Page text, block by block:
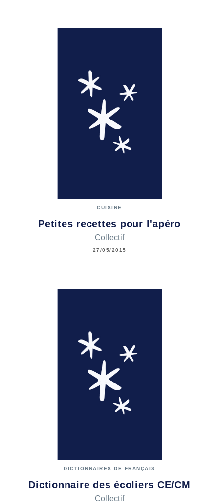
CUISINE
Petites recettes pour l'apéro
Collectif
27/05/2015
DICTIONNAIRES DE FRANÇAIS
Dictionnaire des écoliers CE/CM
Collectif